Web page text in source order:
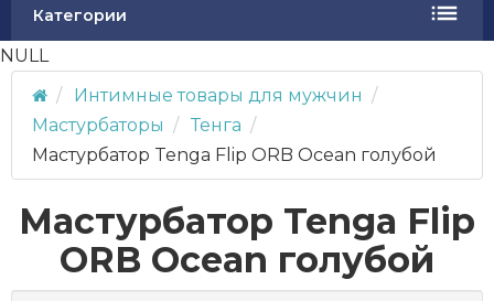
Категории
NULL
Интимные товары для мужчин
Мастурбаторы
Тенга
Мастурбатор Tenga Flip ORB Ocean голубой
Мастурбатор Tenga Flip
ORB Ocean голубой